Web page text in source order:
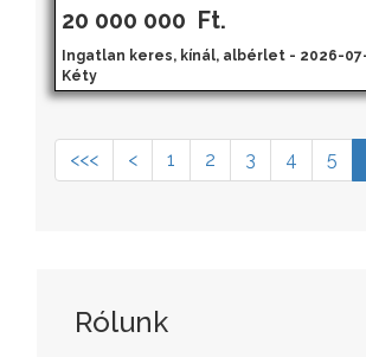
20 000 000 Ft.
Ingatlan keres, kínál, albérlet - 2026-
Kéty
<<< < 1 2 3 4 5
Rólunk